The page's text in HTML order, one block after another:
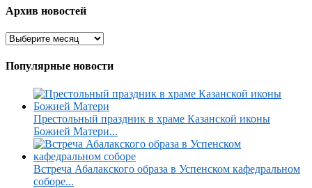
Архив новостей
Популярные новости
Престольный праздник в храме Казанской иконы
Божией Матери...
Встреча Абалакского образа в Успенском кафедральном
соборе...